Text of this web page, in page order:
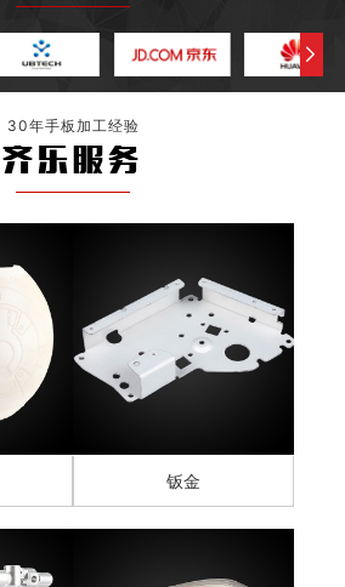
30年手板加工经验
齐乐服务
钣金